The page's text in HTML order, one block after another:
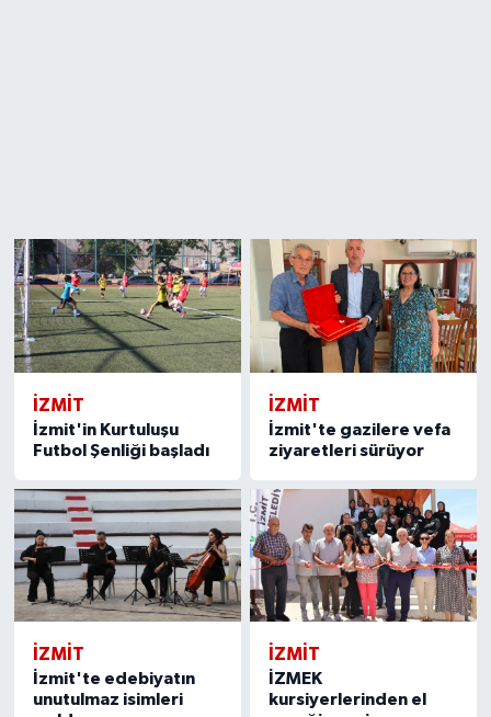
İZMİT
İzmit'in Kurtuluşu
Futbol Şenliği başladı
İZMİT
İzmit'te gazilere vefa
ziyaretleri sürüyor
İZMİT
İzmit'te edebiyatın
unutulmaz isimleri
İZMİT
İZMEK
kursiyerlerinden el